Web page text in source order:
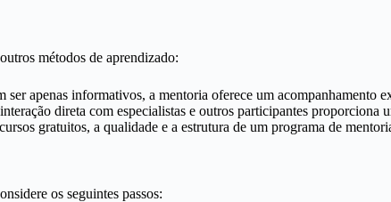
métodos de aprendizado:
ser apenas informativos, a mentoria oferece um acompanhamento
direta com especialistas e outros participantes proporciona
gratuitos, a qualidade e a estrutura de um programa de
os seguintes passos: